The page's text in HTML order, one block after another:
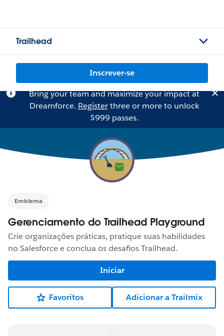
Trailhead
Inscrever-se
Bring your team and maximize your impact at
Dreamforce. Registerthree or more to unlock
$999 passes.
Emblema
Gerenciamento do Trailhead Playground
Crie organizações práticas, pratique suas habilidades
no Salesforce e conclua os desafios Trailhead.
Iniciar
Favoritos Adicionar a Trailmix